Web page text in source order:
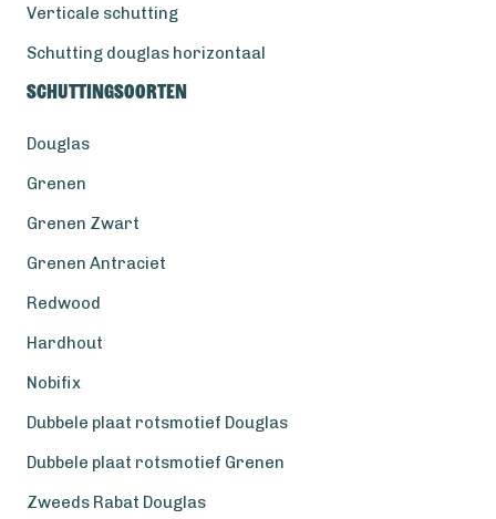
Verticale schutting
Schutting douglas horizontaal
Schuttingsoorten
Douglas
Grenen
Grenen Zwart
Grenen Antraciet
Redwood
Hardhout
Nobifix
Dubbele plaat rotsmotief Douglas
Dubbele plaat rotsmotief Grenen
Zweeds Rabat Douglas